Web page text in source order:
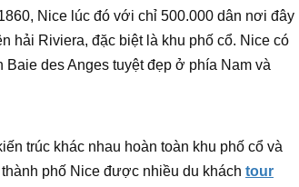
Nice lúc đó với chỉ 500.000 dân nơi đây
hải Riviera, đặc biệt là khu phố cổ. Nice có
des Anges tuyệt đẹp ở phía Nam và
trúc khác nhau hoàn toàn khu phố cổ và
phố Nice được nhiều du khách tour